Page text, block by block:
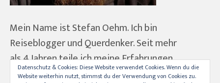
Datenschutz & Cookies: Diese Website verwendet Cookies. Wenn du die
Website weiterhin nutzt, stimmst du der Verwendung von Cookies zu.
Mein Name ist Stefan Oehm. Ich bin
Reiseblogger und Querdenker. Seit mehr
als 4 Jahren teile ich meine Erfahrungen
rund ums Reisen und ein "ver-rücktes"